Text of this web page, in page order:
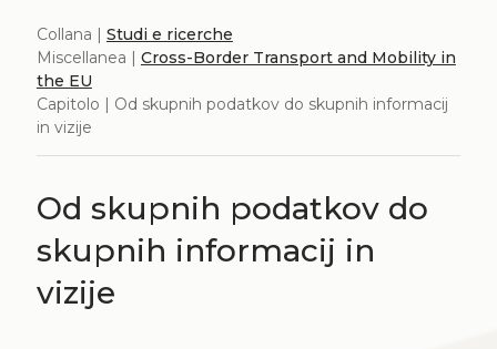
Collana | Studi e ricerche
Miscellanea | Cross-Border Transport and Mobility in
the EU
Capitolo | Od skupnih podatkov do skupnih informacij
in vizije
Od skupnih podatkov do
skupnih informacij in
vizije